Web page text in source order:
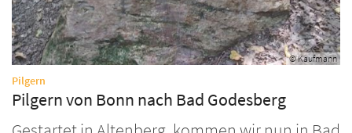
© Kaufmann
Pilgern
Pilgern von Bonn nach Bad Godesberg